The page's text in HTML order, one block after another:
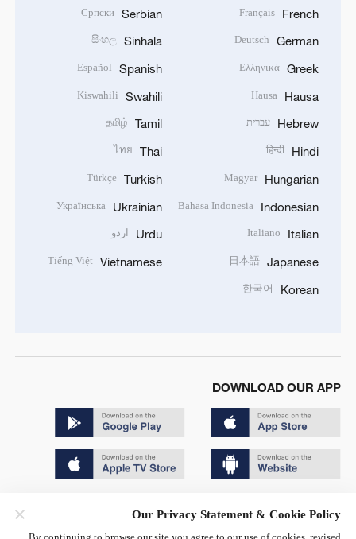
French
Français
German
Deutsch
Greek
Ελληνικά
Hausa
Hausa
Hebrew עברית
Hindi
हिन्दी
Hungarian
Magyar
Indonesian
Bahasa Indonesia
Italian
Italiano
Japanese
日本語
Korean
한국어
Serbian
Српски
Sinhala
සිංහල
Spanish
Español
Swahili
Kiswahili
Tamil
தமிழ்
Thai
ไทย
Turkish
Türkçe
Ukrainian
Українська
Urdu اردو
Vietnamese
Tiếng Việt
DOWNLOAD OUR APP
京ICP备20000184号
Our Privacy Statement & Cookie Policy